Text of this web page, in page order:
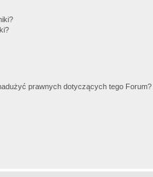
prawnych dotyczących tego Forum?